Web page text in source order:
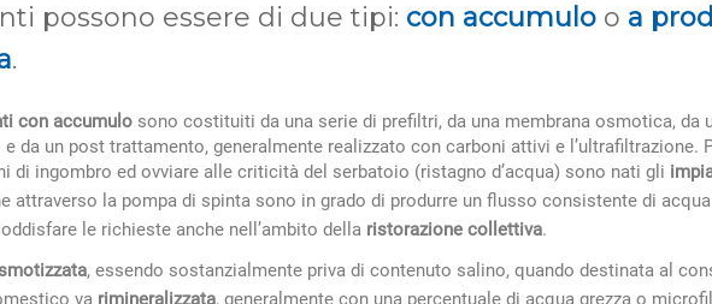
possono essere di due tipi: con accumulo o a
.
con accumulo sono costituiti da una serie di prefiltri, da una membrana osmotica, da
e da un post trattamento, generalmente realizzato con carboni attivi e l’ultrafiltrazione.
di ingombro ed ovviare alle criticità del serbatoio (ristagno d’acqua) sono nati gli
attraverso la pompa di spinta sono in grado di produrre un flusso consistente di
le richieste anche nell’ambito della ristorazione collettiva.
, essendo sostanzialmente priva di contenuto salino, quando destinata al